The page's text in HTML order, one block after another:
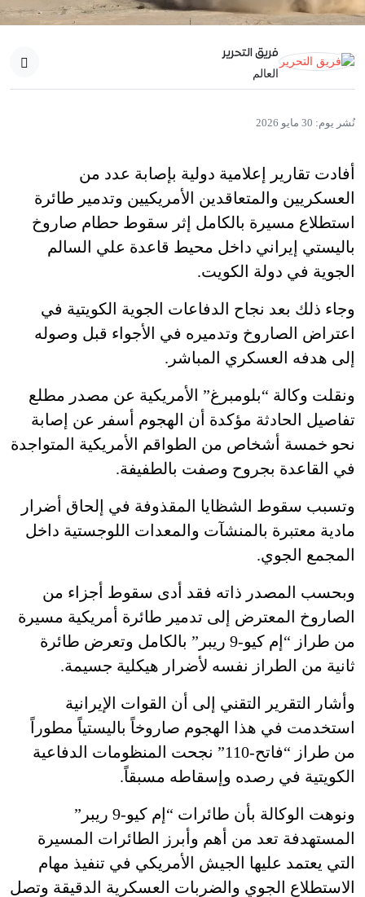
فريق التحرير
العالم
نُشر يوم: 30 مايو 2026
أفادت تقارير إعلامية دولية بإصابة عدد من
العسكريين والمتعاقدين الأمريكيين وتدمير طائرة
استطلاع مسيرة بالكامل إثر سقوط حطام صاروخ
باليستي إيراني داخل محيط قاعدة علي السالم
الجوية في دولة الكويت.
وجاء ذلك بعد نجاح الدفاعات الجوية الكويتية في
اعتراض الصاروخ وتدميره في الأجواء قبل وصوله
إلى هدفه العسكري المباشر.
ونقلت وكالة “بلومبرغ” الأمريكية عن مصدر مطلع
تفاصيل الحادثة مؤكدة أن الهجوم أسفر عن إصابة
نحو خمسة أشخاص من الطواقم الأمريكية المتواجدة
في القاعدة بجروح وصفت بالطفيفة.
وتسبب سقوط الشظايا المقذوفة في إلحاق أضرار
مادية معتبرة بالمنشآت والمعدات اللوجستية داخل
المجمع الجوي.
وبحسب المصدر ذاته فقد أدى سقوط أجزاء من
الصاروخ المعترض إلى تدمير طائرة أمريكية مسيرة
من طراز “إم كيو-9 ريبر” بالكامل وتعرض طائرة
ثانية من الطراز نفسه لأضرار هيكلية جسيمة.
وأشار التقرير التقني إلى أن القوات الإيرانية
استخدمت في هذا الهجوم صاروخاً باليستياً مطوراً
من طراز “فاتح-110” نجحت المنظومات الدفاعية
الكويتية في رصده وإسقاطه مسبقاً.
ونوهت الوكالة بأن طائرات “إم كيو-9 ريبر”
المستهدفة تعد من أهم وأبرز الطائرات المسيرة
التي يعتمد عليها الجيش الأمريكي في تنفيذ مهام
الاستطلاع الجوي والضربات العسكرية الدقيقة وتصل